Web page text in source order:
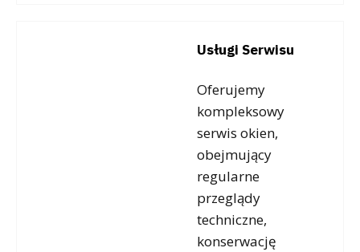
Usługi Serwisu
Oferujemy
kompleksowy
serwis okien,
obejmujący
regularne
przeglądy
techniczne,
konserwację